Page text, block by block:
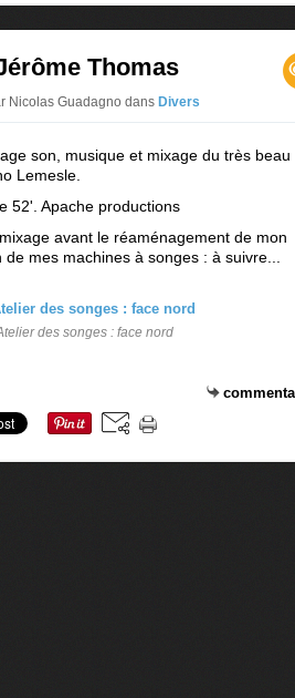
Thomas
Nicolas Guadagno dans Divers
son, musique et mixage du très beau
Lemesle.
52'. Apache productions
avant le réaménagement de mon
mes machines à songes : à suivre...
des songes : face nord